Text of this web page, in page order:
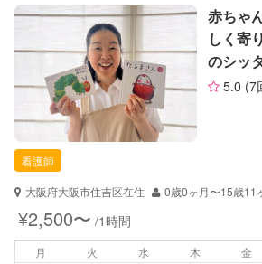
その他
お引き受けし
お子様の撮影
（定期特典）
特徴 料金 レビュー
サポートの特徴
資格
自治体届出済ベ
保育士
対応可能/特徴
送迎サポート
子育て経験
赤ちゃ
しく寄
のシッ
5.0 (7
看護師
大阪府大阪市住吉区在住
0歳0ヶ月〜15歳11
¥2,500〜 /1時間
月 火 水 木 金